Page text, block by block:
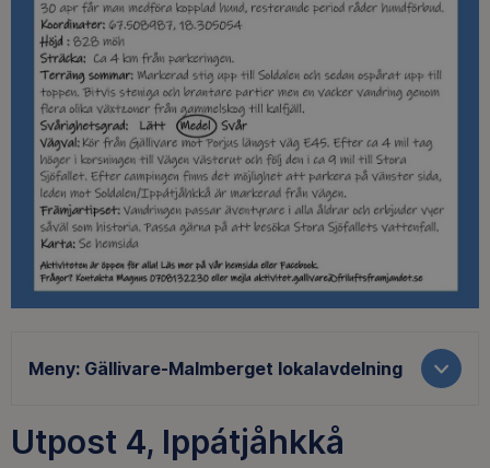
Meny: Gällivare-Malmberget lokalavdelning
Utpost 4, Ippátjåhkkå